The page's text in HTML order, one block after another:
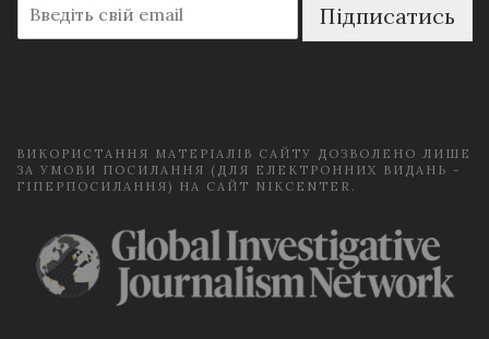
m
a
Підписатись
ВИКОРИСТАННЯ МАТЕРІАЛІВ САЙТУ ДОЗВОЛЕНО ЛИШЕ
ЗА УМОВИ ПОСИЛАННЯ (ДЛЯ ЕЛЕКТРОННИХ ВИДАНЬ -
ГІПЕРПОСИЛАННЯ) НА САЙТ NIKCENTER.